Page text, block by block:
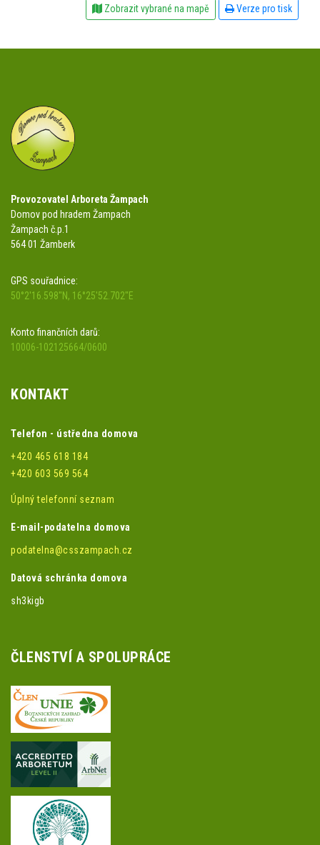
Zobrazit vybrané na mapě Verze pro tisk
Provozovatel Arboreta Žampach
Domov pod hradem Žampach
Žampach č.p.1
564 01 Žamberk
GPS souřadnice:
50°2'16.598"N, 16°25'52.702"E
Konto finančních darů:
10006-102125664/0600
KONTAKT
Telefon - ústředna domova
+420 465 618 184
+420 603 569 564
Úplný telefonní seznam
E-mail-podatelna domova
podatelna@csszampach.cz
Datová schránka domova
sh3kigb
ČLENSTVÍ A SPOLUPRÁCE